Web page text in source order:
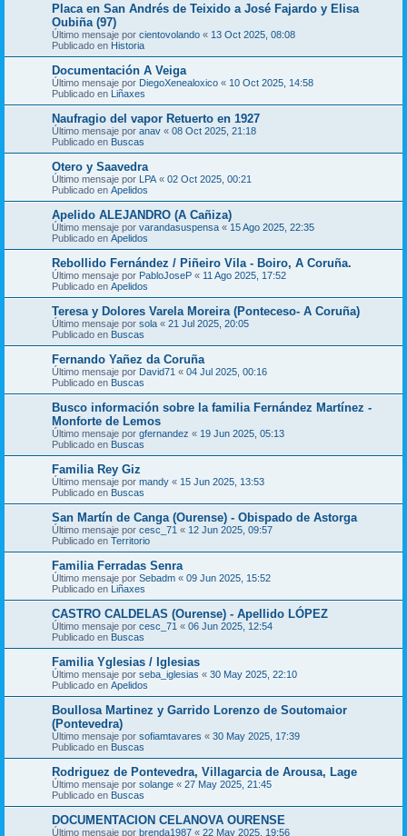
Placa en San Andrés de Teixido a José Fajardo y Elisa
Oubiña (97)
Último mensaje por cientovolando « 13 Oct 2025, 08:08
Publicado en Historia
Documentación A Veiga
Último mensaje por DiegoXenealoxico « 10 Oct 2025, 14:58
Publicado en Liñaxes
Naufragio del vapor Retuerto en 1927
Último mensaje por anav « 08 Oct 2025, 21:18
Publicado en Buscas
Otero y Saavedra
Último mensaje por LPA « 02 Oct 2025, 00:21
Publicado en Apelidos
Apelido ALEJANDRO (A Cañiza)
Último mensaje por varandasuspensa « 15 Ago 2025, 22:35
Publicado en Apelidos
Rebollido Fernández / Piñeiro Vila - Boiro, A Coruña.
Último mensaje por PabloJoseP « 11 Ago 2025, 17:52
Publicado en Apelidos
Teresa y Dolores Varela Moreira (Ponteceso- A Coruña)
Último mensaje por sola « 21 Jul 2025, 20:05
Publicado en Buscas
Fernando Yañez da Coruña
Último mensaje por David71 « 04 Jul 2025, 00:16
Publicado en Buscas
Busco información sobre la familia Fernández Martínez -
Monforte de Lemos
Último mensaje por gfernandez « 19 Jun 2025, 05:13
Publicado en Buscas
Familia Rey Giz
Último mensaje por mandy « 15 Jun 2025, 13:53
Publicado en Buscas
San Martín de Canga (Ourense) - Obispado de Astorga
Último mensaje por cesc_71 « 12 Jun 2025, 09:57
Publicado en Territorio
Familia Ferradas Senra
Último mensaje por Sebadm « 09 Jun 2025, 15:52
Publicado en Liñaxes
CASTRO CALDELAS (Ourense) - Apellido LÓPEZ
Último mensaje por cesc_71 « 06 Jun 2025, 12:54
Publicado en Buscas
Familia Yglesias / Iglesias
Último mensaje por seba_iglesias « 30 May 2025, 22:10
Publicado en Apelidos
Boullosa Martinez y Garrido Lorenzo de Soutomaior
(Pontevedra)
Último mensaje por sofiamtavares « 30 May 2025, 17:39
Publicado en Buscas
Rodriguez de Pontevedra, Villagarcia de Arousa, Lage
Último mensaje por solange « 27 May 2025, 21:45
Publicado en Buscas
DOCUMENTACION CELANOVA OURENSE
Último mensaje por brenda1987 « 22 May 2025, 19:56